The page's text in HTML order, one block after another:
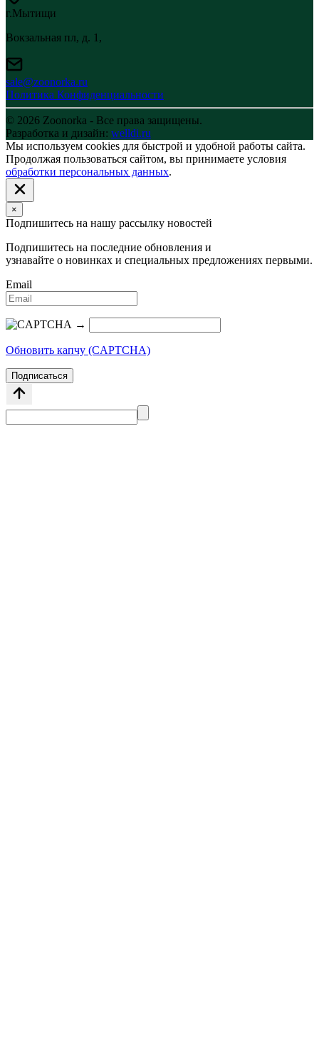
г.Мытищи
Вокзальная пл, д. 1,
sale@zoonorka.ru
Политика Конфиденциальности
© 2026 Zoonorka - Все права защищены.
Разработка и дизайн: welldi.ru
Мы используем cookies для быстрой и удобной работы сайта.
Продолжая пользоваться сайтом, вы принимаете условия
обработки персональных данных.
×
Подпишитесь на нашу рассылку новостей
Подпишитесь на последние обновления и
узнавайте о новинках и специальных предложениях первыми.
Email
→
Обновить капчу (CAPTCHA)
Подписаться